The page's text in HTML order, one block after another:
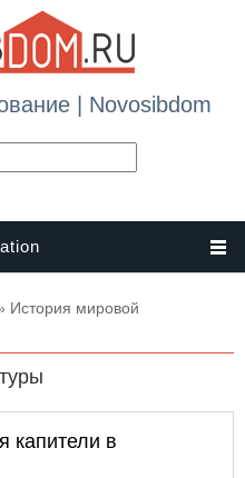
| Novosibdom
История мировой
капители в